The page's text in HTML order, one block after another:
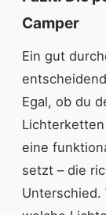
Camper
Ein gut
Egal, ob du
eine
setzt – die